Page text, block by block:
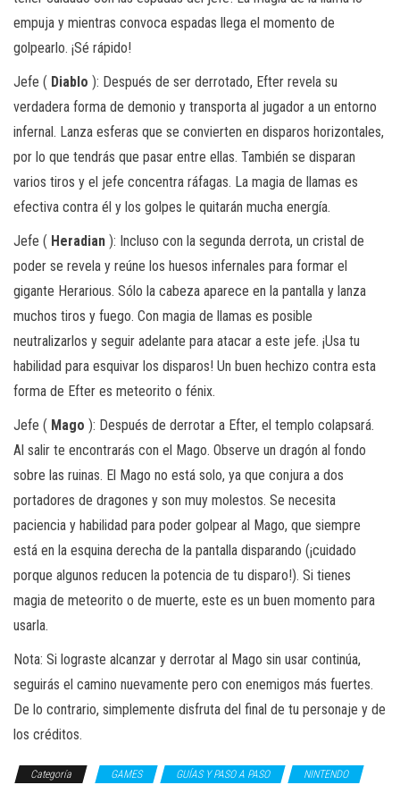
empuja y mientras convoca espadas llega el momento de
golpearlo. ¡Sé rápido!
Jefe ( Diablo ): Después de ser derrotado, Efter revela su
verdadera forma de demonio y transporta al jugador a un entorno
infernal. Lanza esferas que se convierten en disparos horizontales,
por lo que tendrás que pasar entre ellas. También se disparan
varios tiros y el jefe concentra ráfagas. La magia de llamas es
efectiva contra él y los golpes le quitarán mucha energía.
Jefe ( Heradian ): Incluso con la segunda derrota, un cristal de
poder se revela y reúne los huesos infernales para formar el
gigante Herarious. Sólo la cabeza aparece en la pantalla y lanza
muchos tiros y fuego. Con magia de llamas es posible
neutralizarlos y seguir adelante para atacar a este jefe. ¡Usa tu
habilidad para esquivar los disparos! Un buen hechizo contra esta
forma de Efter es meteorito o fénix.
Jefe ( Mago ): Después de derrotar a Efter, el templo colapsará.
Al salir te encontrarás con el Mago. Observe un dragón al fondo
sobre las ruinas. El Mago no está solo, ya que conjura a dos
portadores de dragones y son muy molestos. Se necesita
paciencia y habilidad para poder golpear al Mago, que siempre
está en la esquina derecha de la pantalla disparando (¡cuidado
porque algunos reducen la potencia de tu disparo!). Si tienes
magia de meteorito o de muerte, este es un buen momento para
usarla.
Nota: Si lograste alcanzar y derrotar al Mago sin usar continúa,
seguirás el camino nuevamente pero con enemigos más fuertes.
De lo contrario, simplemente disfruta del final de tu personaje y de
los créditos.
Categoría GAMES GUÍAS Y PASO A PASO
NINTENDO